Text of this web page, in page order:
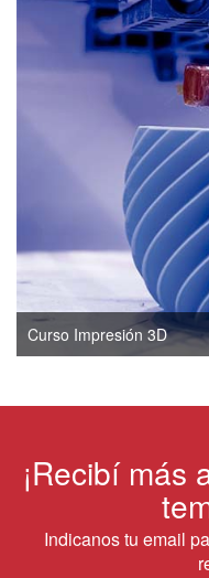
Curso Impresión 3D
¡Recibí más
Indicanos tu email